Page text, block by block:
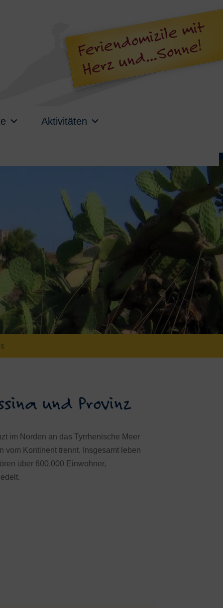
Aktivitäten
und Provinz
im Norden an das Tyrrhenische Meer
vom Kontinent trennt. Insgesamt leben
über 600.000 Einwohner,